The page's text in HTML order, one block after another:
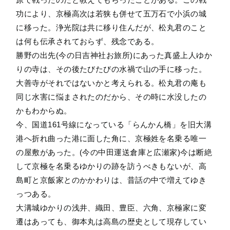
功により、京極高次は若狭も併せて五万石で小浜の城
に移った。浄光院は共に移り住んだが、松丸君のこと
は何も伝承されておらず、残念である。
勝野の出先(今の日吉神社お旅所)にあった真盛上人ゆか
りの寺は、その後たびたびの水禍で山の手に移った。
大善寺がそれではないかと考えられる。松丸君の庵も
同じ水害に悩まされたのだから、その時に水没したの
かもわからぬ。
今、国道161号線になっている「らんかん橋」を旧大溝
港へ折れ曲った港に面した角に、京極姓を名乗る唯一
の屋敷があった。(今の中田運送倉庫と広瀬家)今は断絶
して京極を名乗るゆかりの跡を訪うべきもないが、高
島町と京飯家とのかかわりは、昔話の中で増えてゆき
っつある。
大溝城ゆかりの浅井、織田、豊臣、六角、京極家に変
遷はあっても、御本丸は高島の歴史として現存してい